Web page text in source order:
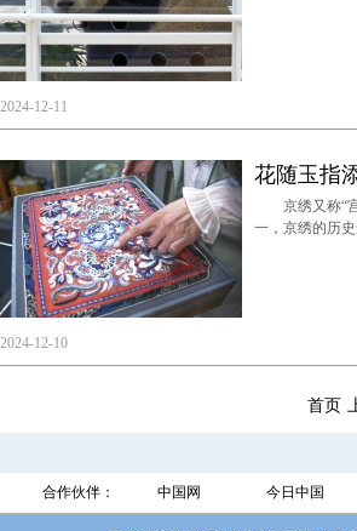
2024-12-11
花随玉指
京绣又称“宫
一，京绣的历史
2024-12-10
首页
合作伙伴： 中国网 今日中国